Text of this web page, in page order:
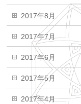
2017年8月
2017年7月
2017年6月
2017年5月
2017年4月